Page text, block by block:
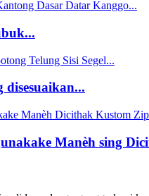
disesuaikan...
Manèh sing